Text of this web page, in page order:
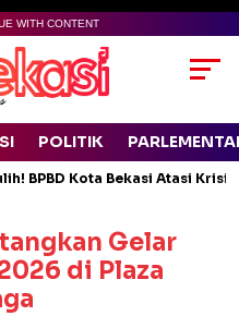
WITH CONTENT
POLITIK
BPBD Kota Bekasi Atasi
Gelar
di Plaza